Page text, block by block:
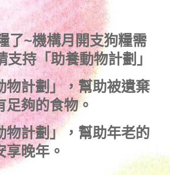
了~機構月開支狗糧需
支持「助養動物計劃」
物計劃」，幫助被遺棄
足夠的食物。
物計劃」，幫助年老的
享晚年。